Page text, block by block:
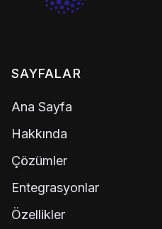
SAYFALAR
Ana Sayfa
Hakkında
Çözümler
Entegrasyonlar
Özellikler